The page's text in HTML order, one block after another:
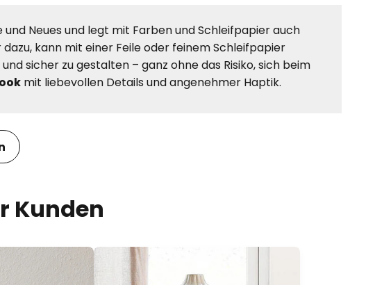
Neues und legt mit Farben und Schleifpapier auch
kann mit einer Feile oder feinem Schleifpapier
sicher zu gestalten – ganz ohne das Risiko, sich beim
mit liebevollen Details und angenehmer Haptik.
Kunden